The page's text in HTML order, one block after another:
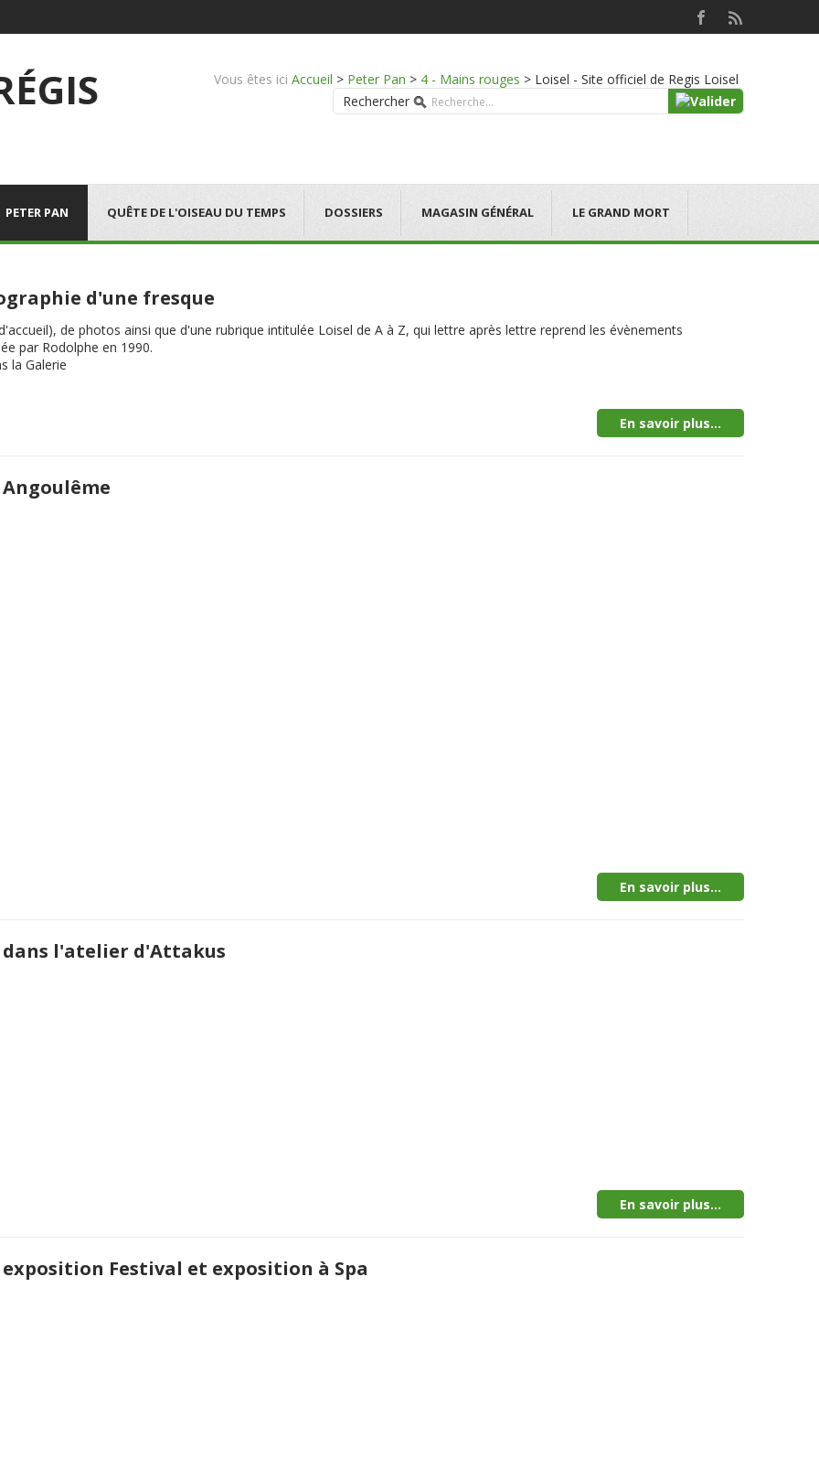
Vous êtes ici Accueil > Peter Pan > 4 - Mains rouges > Loisel - Site officiel de Regis Loisel
Rechercher
PETER PAN QUÊTE DE L'OISEAU DU TEMPS DOSSIERS MAGASIN GÉNÉRAL LE GRAND MORT
d'une fresque
de photos ainsi que d'une rubrique intitulée Loisel de A à Z, qui lettre après lettre reprend les évènements
par Rodolphe en 1990.
la Galerie
En savoir plus...
Angoulême
En savoir plus...
dans l'atelier d'Attakus
En savoir plus...
exposition Festival et exposition à Spa